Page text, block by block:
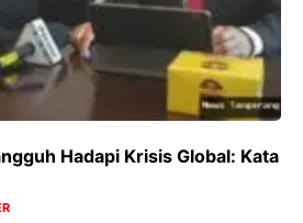
Hadapi Krisis Global: Kata